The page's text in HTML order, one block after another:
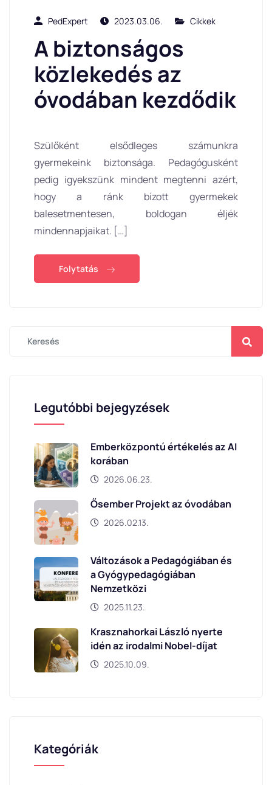
PedExpert 2023.03.06. Cikkek
A biztonságos
közlekedés az
óvodában kezdődik
Szülőként elsődleges számunkra
gyermekeink biztonsága. Pedagógusként
pedig igyekszünk mindent megtenni azért,
hogy a ránk bízott gyermekek
balesetmentesen, boldogan éljék
mindennapjaikat. […]
Folytatás
Legutóbbi bejegyzések
Emberközpontú értékelés az AI
korában
2026.06.23.
Ősember Projekt az óvodában
2026.02.13.
Változások a Pedagógiában és
a Gyógypedagógiában
Nemzetközi
2025.11.23.
Krasznahorkai László nyerte
idén az irodalmi Nobel-díjat
2025.10.09.
Kategóriák